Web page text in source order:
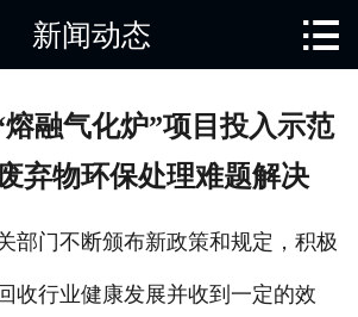
新闻动态 
融气化炉”项目投入示范
弃物环保处理难题解决
部门不断颁布新政策和规定，积极
收行业健康发展并收到一定的效